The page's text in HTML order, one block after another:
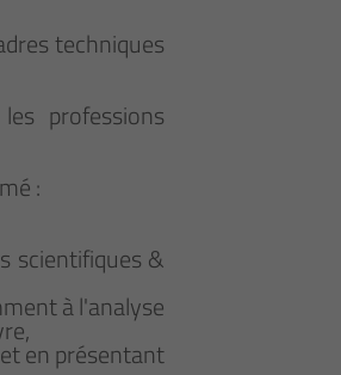
techniques
professions
:
scientifiques &
à l'analyse
en présentant